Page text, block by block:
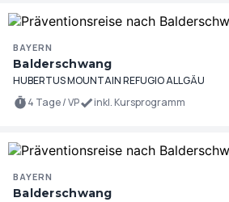
BAYERN
Balderschwang
HUBERTUS MOUNTAIN REFUGIO ALLGÄU
4 Tage / VP
inkl. Kursprogramm
BAYERN
Balderschwang